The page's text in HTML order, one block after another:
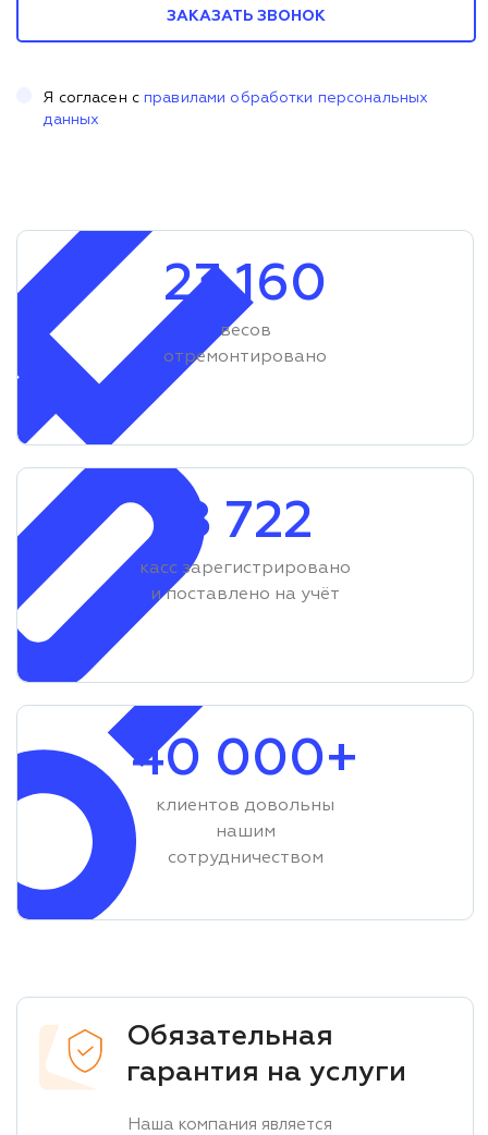
ЗАКАЗАТЬ ЗВОНОК
Я согласен с правилами обработки персональных
данных
23 160
весов
отремонтировано
8 722
касс зарегистрировано
и поставлено на учёт
40 000+
клиентов довольны
нашим
сотрудничеством
Обязательная
гарантия на услуги
Наша компания является